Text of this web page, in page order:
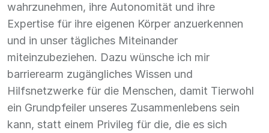
wahrzunehmen, ihre Autonomität und ihre
Expertise für ihre eigenen Körper anzuerkennen
und in unser tägliches Miteinander
miteinzubeziehen. Dazu wünsche ich mir
barrierearm zugängliches Wissen und
Hilfsnetzwerke für die Menschen, damit Tierwohl
ein Grundpfeiler unseres Zusammenlebens sein
kann, statt einem Privileg für die, die es sich